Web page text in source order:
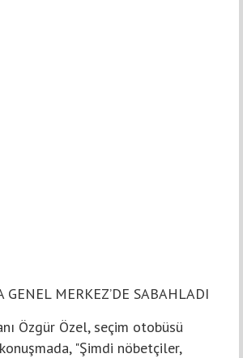
GENEL MERKEZ’DE SABAHLADI
Özgür Özel, seçim otobüsü
"Şimdi nöbetçiler,